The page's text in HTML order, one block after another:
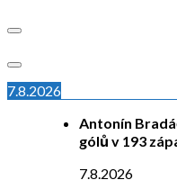
7.8.2026
Antonín
gólů v 193
7.8.2026